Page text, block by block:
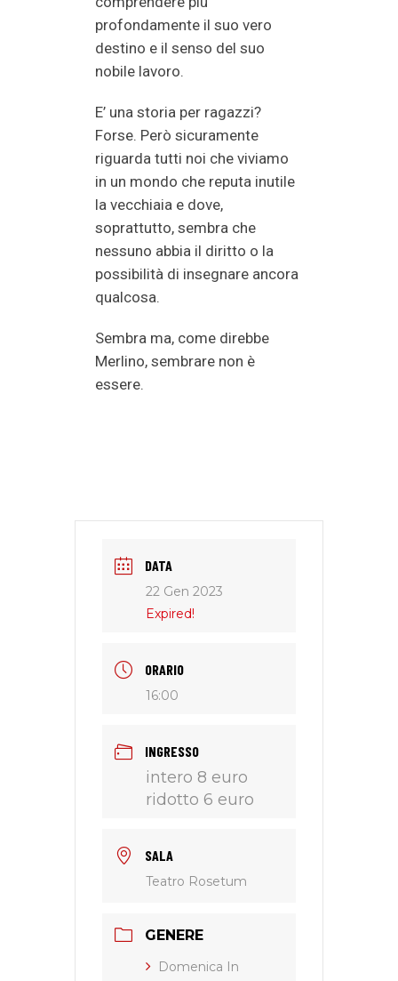
profondamente il suo vero
destino e il senso del suo
nobile lavoro.
E’ una storia per ragazzi?
Forse. Però sicuramente
riguarda tutti noi che viviamo
in un mondo che reputa inutile
la vecchiaia e dove,
soprattutto, sembra che
nessuno abbia il diritto o la
possibilità di insegnare ancora
qualcosa.
Sembra ma, come direbbe
Merlino, sembrare non è
essere.
DATA
22 Gen 2023
Expired!
ORARIO
16:00
INGRESSO
intero 8 euro
ridotto 6 euro
SALA
Teatro Rosetum
GENERE
Domenica In